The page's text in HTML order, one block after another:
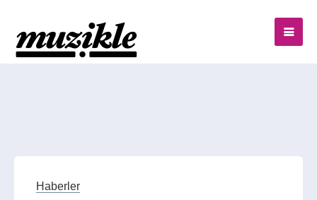
Haberler